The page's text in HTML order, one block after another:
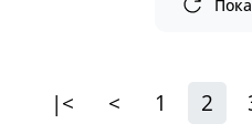
|< < 1 2